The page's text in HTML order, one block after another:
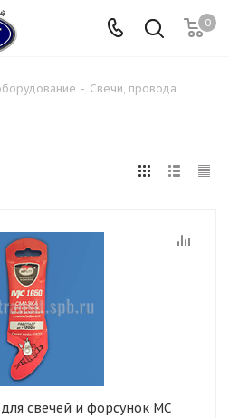
0
- Свечи, провода
свечей и форсунок МС